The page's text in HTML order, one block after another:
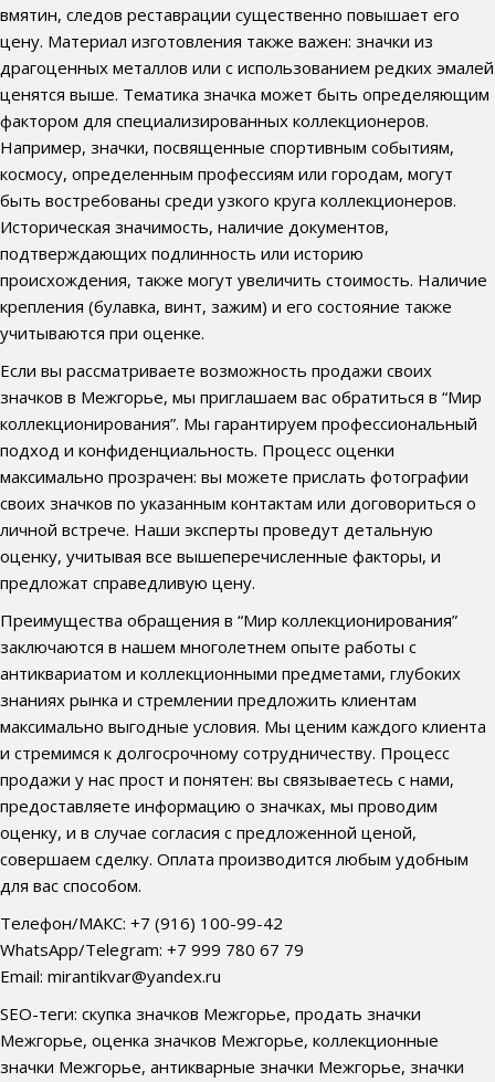
вмятин, следов реставрации существенно повышает его
цену. Материал изготовления также важен: значки из
драгоценных металлов или с использованием редких эмалей
ценятся выше. Тематика значка может быть определяющим
фактором для специализированных коллекционеров.
Например, значки, посвященные спортивным событиям,
космосу, определенным профессиям или городам, могут
быть востребованы среди узкого круга коллекционеров.
Историческая значимость, наличие документов,
подтверждающих подлинность или историю
происхождения, также могут увеличить стоимость. Наличие
крепления (булавка, винт, зажим) и его состояние также
учитываются при оценке.
Если вы рассматриваете возможность продажи своих
значков в Межгорье, мы приглашаем вас обратиться в “Мир
коллекционирования”. Мы гарантируем профессиональный
подход и конфиденциальность. Процесс оценки
максимально прозрачен: вы можете прислать фотографии
своих значков по указанным контактам или договориться о
личной встрече. Наши эксперты проведут детальную
оценку, учитывая все вышеперечисленные факторы, и
предложат справедливую цену.
Преимущества обращения в “Мир коллекционирования”
заключаются в нашем многолетнем опыте работы с
антиквариатом и коллекционными предметами, глубоких
знаниях рынка и стремлении предложить клиентам
максимально выгодные условия. Мы ценим каждого клиента
и стремимся к долгосрочному сотрудничеству. Процесс
продажи у нас прост и понятен: вы связываетесь с нами,
предоставляете информацию о значках, мы проводим
оценку, и в случае согласия с предложенной ценой,
совершаем сделку. Оплата производится любым удобным
для вас способом.
Телефон/МАКС: +7 (916) 100-99-42
WhatsApp/Telegram: +7 999 780 67 79
Email: mirantikvar@yandex.ru
SEO-теги: скупка значков Межгорье, продать значки
Межгорье, оценка значков Межгорье, коллекционные
значки Межгорье, антикварные значки Межгорье, значки